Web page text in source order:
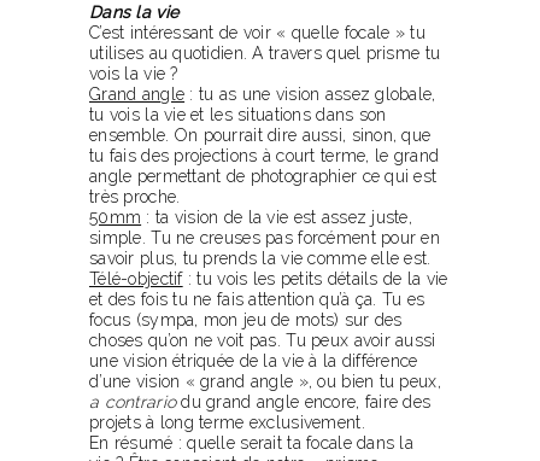
Dans la vie
C’est intéressant de voir « quelle focale » tu
utilises au quotidien. A travers quel prisme tu
vois la vie ?
Grand angle : tu as une vision assez globale,
tu vois la vie et les situations dans son
ensemble. On pourrait dire aussi, sinon, que
tu fais des projections à court terme, le grand
angle permettant de photographier ce qui est
très proche.
50mm : ta vision de la vie est assez juste,
simple. Tu ne creuses pas forcément pour en
savoir plus, tu prends la vie comme elle est.
Télé-objectif: tu vois les petits détails de la vie
et des fois tu ne fais attention qu’à ça. Tu es
focus (sympa, mon jeu de mots) sur des
choses qu’on ne voit pas. Tu peux avoir aussi
une vision étriquée de la vie à la différence
d’une vision « grand angle », ou bien tu peux,
a contrariodu grand angle encore, faire des
projets à long terme exclusivement.
En résumé : quelle serait ta focale dans la